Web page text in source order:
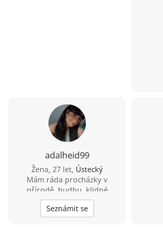
adalheid99
Žena, 27 let, Ústecký
Mám ráda procházky v
přírodě, hudbu, klidné
večery, ale i spontánní
nápady. Jsem spíš empatická
a vnímavá, takže ocením
Seznámit se